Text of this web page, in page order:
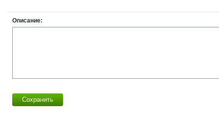
Описание:
Сохранить